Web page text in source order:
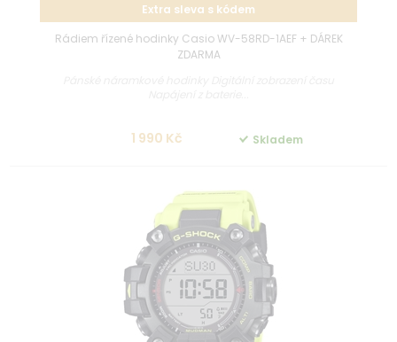
Extra sleva s kódem
Rádiem řízené hodinky Casio WV-58RD-1AEF + DÁREK
ZDARMA
1 990 Kč Skladem